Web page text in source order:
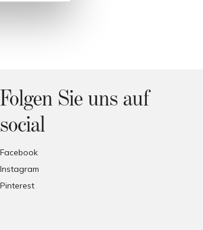
Folgen Sie uns auf
social
Facebook
Instagram
Pinterest